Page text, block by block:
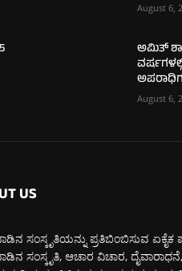
August 6,
ಅಮಿತ್ ಶಾ
August 6,
US
ಸಂಸ್ಕೃತಿಯನ್ನು ಪ್ರತಿಬಿಂಬಿಸುವ ಏಕೈಕ
ಸಂಸ್ಕೃತಿ, ಆಚಾರ ವಿಚಾರ, ದೈವಾರಾಧನೆ,